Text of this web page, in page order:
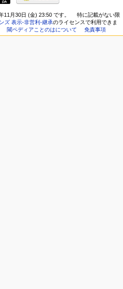
11月30日 (金) 23:50 です。
特に記載がない限
ズ 表示-非営利-継承のライセンスで利用できま
閾ペディアことのはについて 免責事項